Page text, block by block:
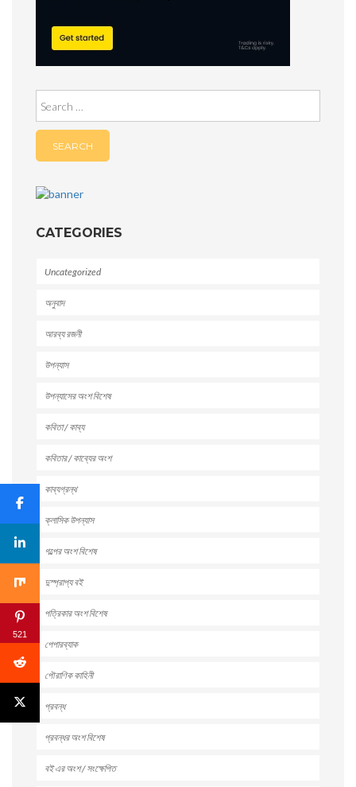
for:
CATEGORIES
Uncategorized
অনুবাদ
আরব্য রজনী
উপন্যাস
উপন্যাসের অংশ বিশেষ
কবিতা / কাব্য
কবিতার / কাব্যের অংশ
কাব্যগ্রন্থ
ক্লাসিক উপন্যাস
গল্পের অংশ বিশেষ
দুস্প্রাপ্য বই
পত্রিকার অংশ বিশেষ
পেপারব্যাক
পৌরাণিক কাহিনী
প্রবন্ধ
প্রবন্ধর অংশ বিশেষ
বই এর অংশ / সংক্ষেপিত
521